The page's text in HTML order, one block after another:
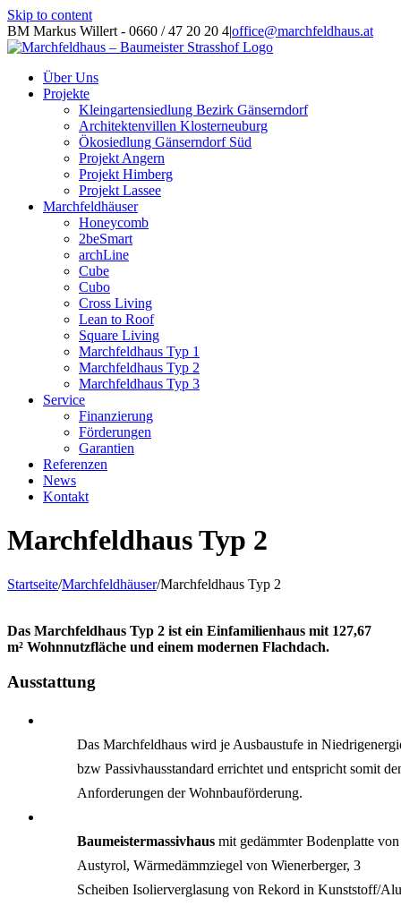
Skip to content
BM Markus Willert - 0660 / 47 20 20 4|office@marchfeldhaus.at
Über Uns
Projekte
Kleingartensiedlung Bezirk Gänserndorf
Architektenvillen Klosterneuburg
Ökosiedlung Gänserndorf Süd
Projekt Angern
Projekt Himberg
Projekt Lassee
Marchfeldhäuser
Honeycomb
2beSmart
archLine
Cube
Cubo
Cross Living
Lean to Roof
Square Living
Marchfeldhaus Typ 1
Marchfeldhaus Typ 2
Marchfeldhaus Typ 3
Service
Finanzierung
Förderungen
Garantien
Referenzen
News
Kontakt
Marchfeldhaus Typ 2
Startseite/Marchfeldhäuser/Marchfeldhaus Typ 2
Das Marchfeldhaus Typ 2 ist ein Einfamilienhaus mit 127,67
m² Wohnnutzfläche und einem modernen Flachdach.
Ausstattung
Das Marchfeldhaus wird je Ausbaustufe in
bzw Passivhausstandard errichtet und entspricht somit
Anforderungen der Wohnbauförderung.
Baumeistermassivhaus mit gedämmter Bodenplatte von
Austyrol, Wärmedämmziegel von Wienerberger, 3
Scheiben Isolierverglasung von Rekord in Kunststoff/